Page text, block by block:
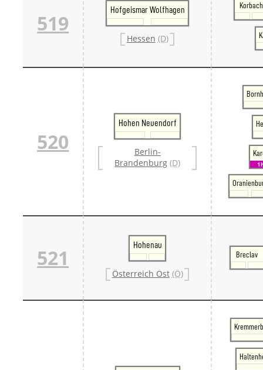
519
Hofgeismar Wolfhagen
Hessen (D)
Korbach
520
Hohen Neuendorf
Berlin-
Brandenburg (D)
521
Hohenau
Österreich Ost (Ö)
Breclav